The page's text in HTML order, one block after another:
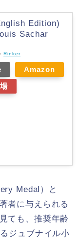
Edition)
Sachar
Rinker
Amazon
Medal）と
者に与えられる
ても、推奨年齢
ジュブナイル小